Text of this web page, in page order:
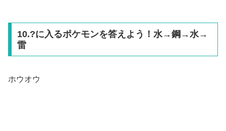
10.?に入るポケモンを答えよう！水→鋼→水→
雷
ホウオウ